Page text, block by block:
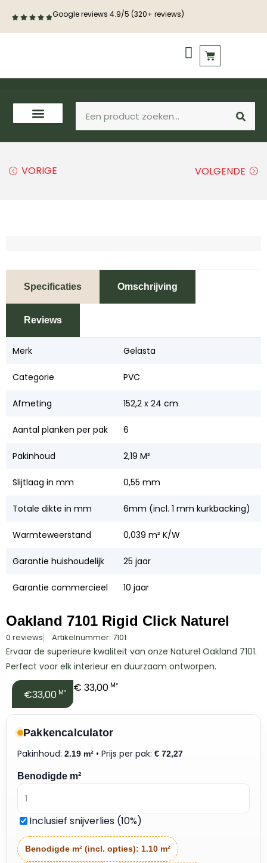
Google reviews 4.9/5 (320+ reviews)
VORIGE VOLGENDE
Specificaties Omschrijving
Reviews
Merk Gelasta
Categorie PVC
Afmeting 152,2 x 24 cm
Aantal planken per pak 6
Pakinhoud 2,19 M²
Slijtlaag in mm 0,55 mm
Totale dikte in mm 6mm (incl. 1 mm kurkbacking)
Warmteweerstand 0,039 m² K/W
Garantie huishoudelijk 25 jaar
Garantie commercieel 10 jaar
Oakland 7101 Rigid Click Naturel
0 reviews Artikelnummer: 7101
Ervaar de superieure kwaliteit van onze Naturel Oakland 7101.
Perfect voor elk interieur en duurzaam ontworpen.
€33,00 M² € 33,00 M²
Pakkencalculator
Pakinhoud: 2.19 m² • Prijs per pak: € 72,27
Benodigde m²
Inclusief snijverlies (10%)
Benodigde m² (incl. opties): 1.10 m²